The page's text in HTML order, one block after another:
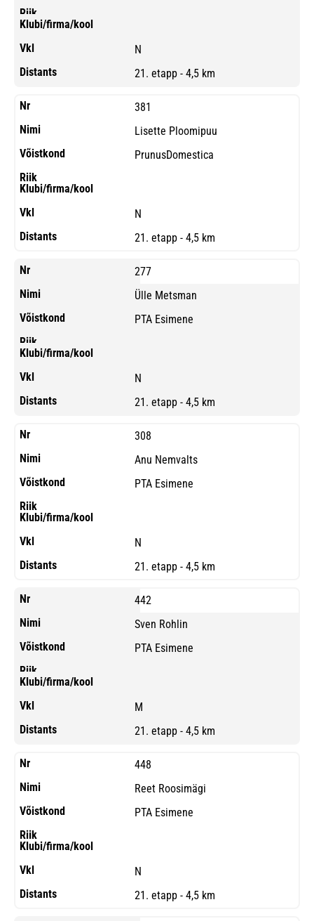
N
21. etapp - 4,5 km
381
Lisette Ploomipuu
PrunusDomestica
N
21. etapp - 4,5 km
277
Ülle Metsman
PTA Esimene
N
21. etapp - 4,5 km
308
Anu Nemvalts
PTA Esimene
N
21. etapp - 4,5 km
442
Sven Rohlin
PTA Esimene
M
21. etapp - 4,5 km
448
Reet Roosimägi
PTA Esimene
N
21. etapp - 4,5 km